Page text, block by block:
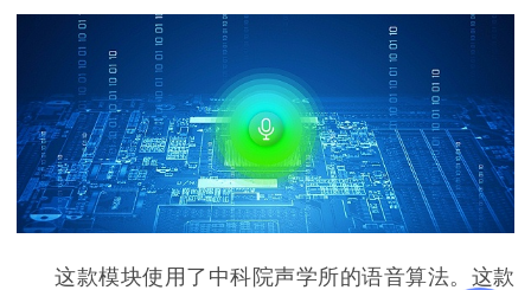
这款模块使用了中科院声学所的语音算法。这款